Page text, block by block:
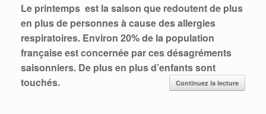
Le printemps est la saison que redoutent de plus
en plus de personnes à cause des allergies
respiratoires. Environ 20% de la population
française est concernée par ces désagréments
saisonniers. De plus en plus d’enfants sont
touchés.
Continuez la lecture